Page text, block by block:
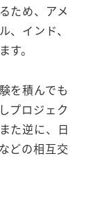
ため、アメ
、インド、
。
を積んでも
プロジェク
た逆に、日
どの相互交